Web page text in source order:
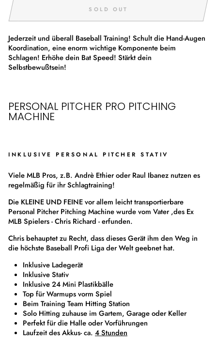
SOLD OUT
Jederzeit und überall Baseball Training! Schult die Hand-Augen
Koordination, eine enorm wichtige Komponente beim
Schlagen! Erhöhe dein Bat Speed! Stärkt dein
Selbstbewußtsein!
PERSONAL PITCHER PRO PITCHING
MACHINE
INKLUSIVE PERSONAL PITCHER STATIV
Viele MLB Pros, z.B. Andrè Ethier oder Raul Ibanez nutzen es
regelmäßig für ihr Schlagtraining!
Die KLEINE UND FEINE vor allem leicht transportierbare
Personal Pitcher Pitching Machine wurde vom Vater ,des Ex
MLB Spielers - Chris Richard - erfunden.
Chris behauptet zu Recht, dass dieses Gerät ihm den Weg in
die höchste Baseball Profi Liga der Welt geebnet hat.
Inklusive Ladegerät
Inklusive Stativ
Inklusive 24 Mini Plastikbälle
Top für Warmups vorm Spiel
Beim Training Team Hitting Station
Solo Hitting zuhause im Gartem, Garage oder Keller
Perfekt für die Halle oder Vorführungen
Laufzeit des Akkus- ca. 4 Stunden